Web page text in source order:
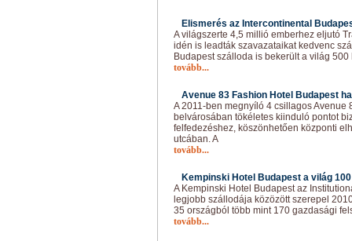
Elismerés az Intercontinental
A világszerte 4,5 millió emberhez eljutó
idén is leadták szavazataikat kedvenc
Budapest szálloda is bekerült a világ
tovább...
Avenue 83 Fashion Hotel Budapest
A 2011-ben megnyíló 4 csillagos Avenue
belvárosában tökéletes kiinduló pontot
felfedezéshez, köszönhetően központi
utcában. A
tovább...
Kempinski Hotel Budapest a világ
A Kempinski Hotel Budapest az
legjobb szállodája közözött szerepel
35 országból több mint 170 gazdasági
tovább...